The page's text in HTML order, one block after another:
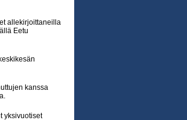
allekirjoittaneilla
Eetu
kanssa
yksivuotiset